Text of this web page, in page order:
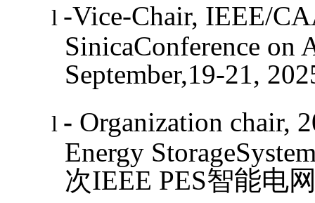
l -Vice-Chair, IEEE/
SinicaConference on
September,19-21,
l - Organization chair, 2
Energy
次IEEE PES智能电